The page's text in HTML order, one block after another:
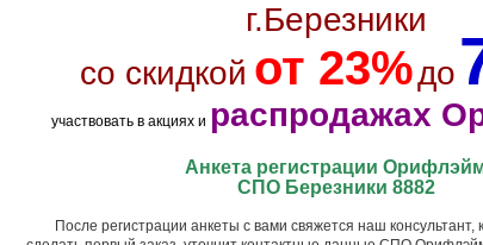
г.Березники
со скидкой от 23%до
участвовать в акциях и распродажах
Анкета регистрации
СПО Березники 8882
После регистрации анкеты с вами свяжется наш консультант,